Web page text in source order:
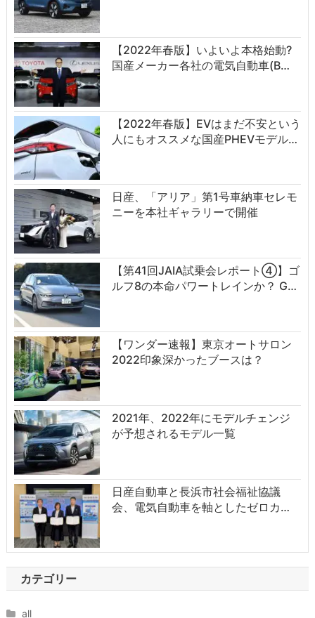
【2022年春版】いよいよ本格始動?
国産メーカー各社の電気自動車(B…
【2022年春版】EVはまだ不安という
人にもオススメな国産PHEVモデル…
日産、「アリア」第1号車納車セレモ
ニーを本社ギャラリーで開催
【第41回JAIA試乗会レポート④】ゴ
ルフ8の本命パワートレインか？ G…
【ワンダー速報】東京オートサロン
2022印象深かったブースは？
2021年、2022年にモデルチェンジ
が予想されるモデル一覧
日産自動車と長浜市社会福祉協議
会、電気自動車を軸としたゼロカ…
カテゴリー
all